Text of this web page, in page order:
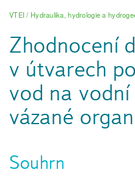
VTEI/ Hydraulika, hydrologie a
Zhodnocení
v útvarech
vod na
vázané
Souhrn